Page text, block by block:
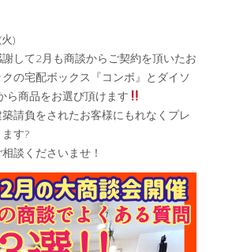
)
して2月も商談からご契約を頂いたお
の宅配ボックス『コンボ』とダイソ
ら商品をお選び頂けます
請負をされたお客様にもれなくプレ
す?
談くださいませ！